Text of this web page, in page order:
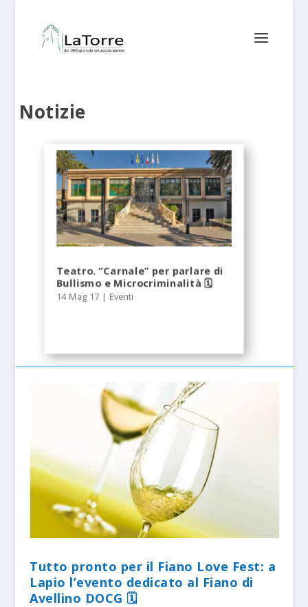
Notizie
Teatro. “Carnale” per parlare di
Bullismo e Microcriminalità 🗓
14 Mag 17 | Eventi
Tutto pronto per il Fiano Love Fest: a
Lapio l’evento dedicato al Fiano di
Avellino DOCG 🗓